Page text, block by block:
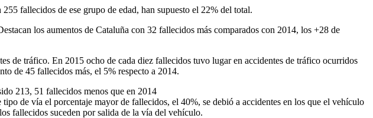
fallecidos de ese grupo de edad, han supuesto el 22% del total.
los aumentos de Cataluña con 32 fallecidos más comparados con 2014, los +28 de
de tráfico. En 2015 ocho de cada diez fallecidos tuvo lugar en accidentes de tráfico ocurridos
de 45 fallecidos más, el 5% respecto a 2014.
213, 51 fallecidos menos que en 2014
de vía el porcentaje mayor de fallecidos, el 40%, se debió a accidentes en los que el vehículo
fallecidos suceden por salida de la vía del vehículo.